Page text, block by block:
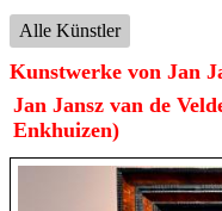
Alle Künstler
Kunstwerke von Jan
Jan Jansz van de
Enkhuizen)